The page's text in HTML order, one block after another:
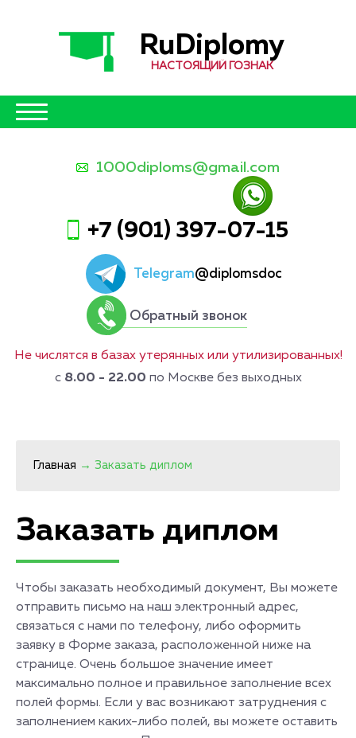
RuDiplomy
НАСТОЯЩИЙ ГОЗНАК
1000diploms@gmail.com
+7 (901) 397-07-15
Telegram@diplomsdoc
Обратный звонок
Не числятся в базах утерянных или утилизированных!
с 8.00 - 22.00 по Москве без выходных
Главная → Заказать диплом
Заказать диплом
Чтобы заказать необходимый документ, Вы можете
отправить письмо на наш электронный адрес,
связаться с нами по телефону, либо оформить
заявку в Форме заказа, расположенной ниже на
странице. Очень большое значение имеет
максимально полное и правильное заполнение всех
полей формы. Если у вас возникают затруднения с
заполнением каких-либо полей, вы можете оставить